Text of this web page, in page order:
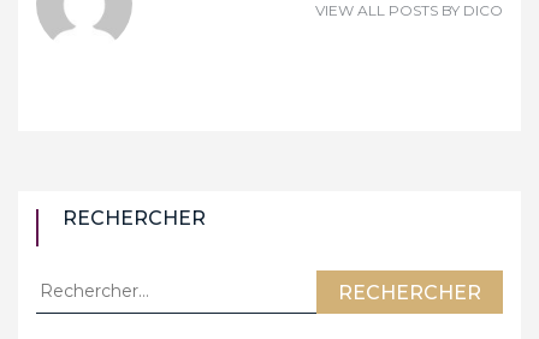
VIEW ALL POSTS BY DICO
RECHERCHER
Rechercher :